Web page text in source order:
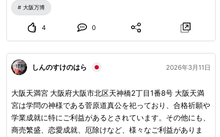
ください。 ・お茶点て体験 21日(土)・22日(日)の指定の回
では、ご自身でお茶を点てる体験付き🍵 ・三味線演奏 21日
(土)の指定の回にて、つるや楽器（
@tsuruya_music_instruments ）による三味線パフォーマ
ンスを実施🪕 🔍詳しくは「紐とけば堺2026」で検索！
🔗www.sakai-tcb.or.jp
大阪万博
4 0
しんのすけのはら 2026年3月11日
大阪天満宮 大阪府大阪市北区天神橋2丁目1番8号 大阪天満
宮は学問の神様である菅原道真公を祀っており、合格祈願や
学業成就に特にご利益があるとされています。その他にも、
商売繁盛、恋愛成就、厄除けなど、様々なご利益がありま